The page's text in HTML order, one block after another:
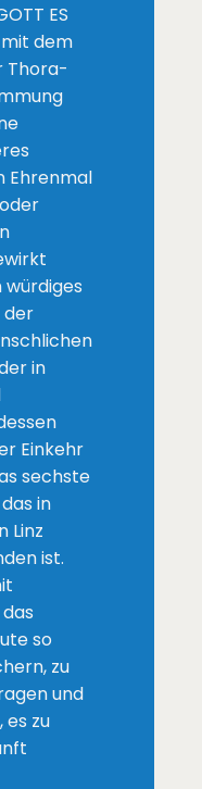
ES
mit dem
Thora-
Ehrenmal
würdiges
der
in
Einkehr
sechste
in
Linz
ist.
so
zu
und
es zu